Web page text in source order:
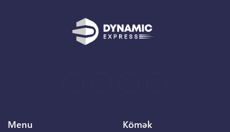
Menu Kömək